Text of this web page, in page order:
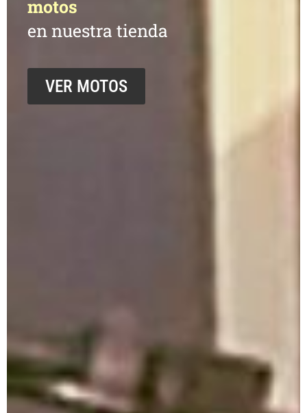
motos
en nuestra tienda
VER MOTOS